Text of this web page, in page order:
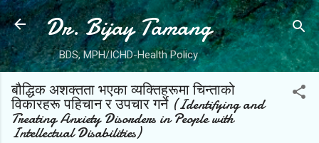
Skip to main content
Dr. Bijay Tamang
BDS, MPH/ICHD-Health Policy
बौद्धिक अशक्तता भएका व्यक्तिहरूमा चिन्ताको
विकारहरू पहिचान र उपचार गर्ने (Identifying and
Treating Anxiety Disorders in People with
Intellectual Disabilities)